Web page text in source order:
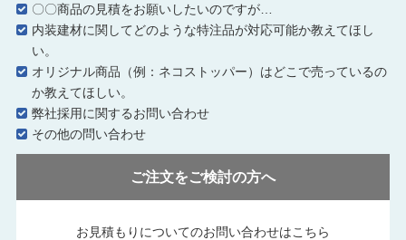
〇〇商品の見積をお願いしたいのですが…
内装建材に関してどのような特注品が対応可能か教えてほし
い。
オリジナル商品（例：ネコストッパー）はどこで売っているの
か教えてほしい。
弊社採用に関するお問い合わせ
その他の問い合わせ
ご注文をご検討の方へ
お見積もりについてのお問い合わせはこちら